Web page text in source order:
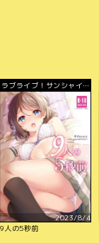
ラブライブ！サンシャイ
ン!!
2023/8/4
9人の5秒前